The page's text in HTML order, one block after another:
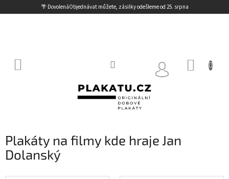
🌴 DovolenáObjednávat můžete, zásilky odešleme od 25. srpna
na
Plakáty na filmy kde hraje Jan
Dolanský